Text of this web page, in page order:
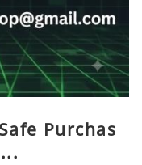
Purchas